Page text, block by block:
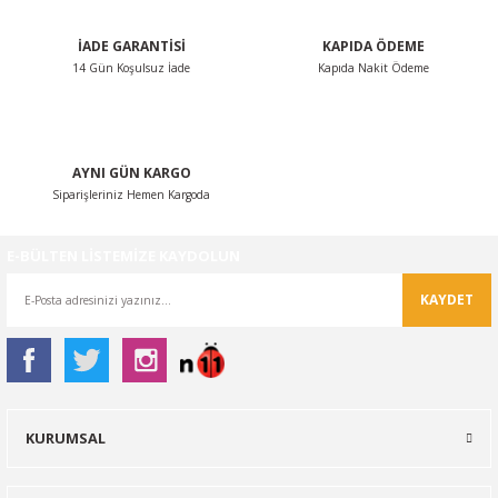
İADE GARANTİSİ
14 Gün Koşulsuz İade
KAPIDA ÖDEME
Kapıda Nakit Ödeme
AYNI GÜN KARGO
Siparişleriniz Hemen Kargoda
KAYDET
KURUMSAL